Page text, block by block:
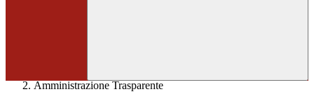
Amministrazione Trasparente